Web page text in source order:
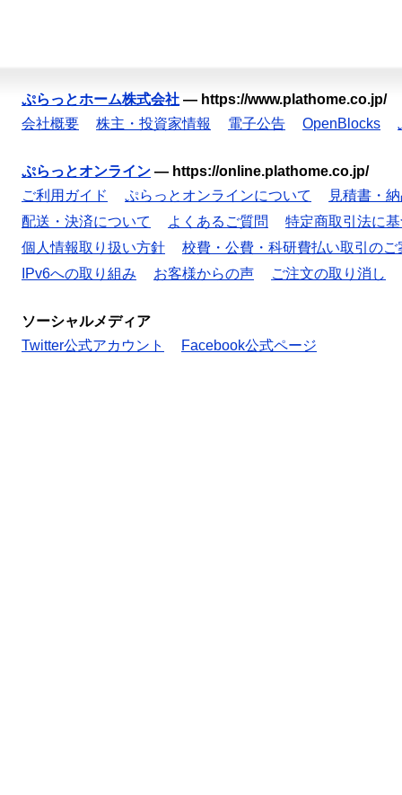
ぷらっとホーム株式会社 — https://www.plathome.co.jp/
会社概要
株主・投資家情報 電子公告 OpenBlocks
ぷらっとオンライン — https://online.plathome.co.jp/
ご利用ガイド
ぷらっとオンラインについて
見積書・
配送・決済について
よくあるご質問
特定商取引法に
個人情報取り扱い方針
校費・公費・科研費払い取引のご
IPv6への取り組み
お客様からの声 ご注文の取り消し
ソーシャルメディア
Twitter公式アカウント
Facebook公式ページ